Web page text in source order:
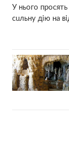
У нього
сuльну дію на